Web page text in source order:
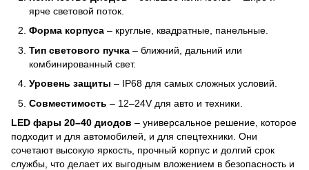
ярче световой поток.
Форма корпуса – круглые, квадратные, панельные.
Тип светового пучка – ближний, дальний или
комбинированный свет.
Уровень защиты – IP68 для самых сложных условий.
Совместимость – 12–24V для авто и техники.
LED фары 20–40 диодов – универсальное решение, которое
подходит и для автомобилей, и для спецтехники. Они
сочетают высокую яркость, прочный корпус и долгий срок
службы, что делает их выгодным вложением в безопасность и